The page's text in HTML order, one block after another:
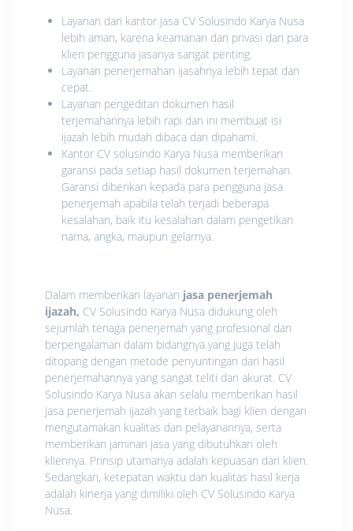
Layanan dari kantor jasa CV Solusindo Karya Nusa
lebih aman, karena keamanan dan privasi dari para
klien pengguna jasanya sangat penting.
Layanan penerjemahan ijasahnya lebih tepat dan
cepat.
Layanan pengeditan dokumen hasil
terjemahannya lebih rapi dan ini membuat isi
ijazah lebih mudah dibaca dan dipahami.
Kantor CV solusindo Karya Nusa memberikan
garansi pada setiap hasil dokumen terjemahan.
Garansi diberikan kepada para pengguna jasa
penerjemah apabila telah terjadi beberapa
kesalahan, baik itu kesalahan dalam pengetikan
nama, angka, maupun gelarnya.
Dalam memberikan layanan jasa penerjemah
ijazah, CV Solusindo Karya Nusa didukung oleh
sejumlah tenaga penerjemah yang profesional dan
berpengalaman dalam bidangnya yang juga telah
ditopang dengan metode penyuntingan dari hasil
penerjemahannya yang sangat teliti dan akurat. CV
Solusindo Karya Nusa akan selalu memberikan hasil
jasa penerjemah ijazah yang terbaik bagi klien dengan
mengutamakan kualitas dan pelayanannya, serta
memberikan jaminan jasa yang dibutuhkan oleh
kliennya. Prinsip utamanya adalah kepuasan dari klien.
Sedangkan, ketepatan waktu dan kualitas hasil kerja
adalah kinerja yang dimiliki oleh CV Solusindo Karya
Nusa.